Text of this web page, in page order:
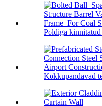
Poldiga
Kokkupandavad